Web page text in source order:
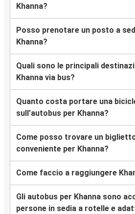
Khanna?
Posso prenotare un posto a
Khanna?
Quali sono le principali
Khanna via bus?
Quanto costa portare una
sull’autobus per Khanna?
Come posso trovare un
conveniente per Khanna?
Come faccio a raggiungere
Gli autobus per Khanna sono
persone in sedia a rotelle e